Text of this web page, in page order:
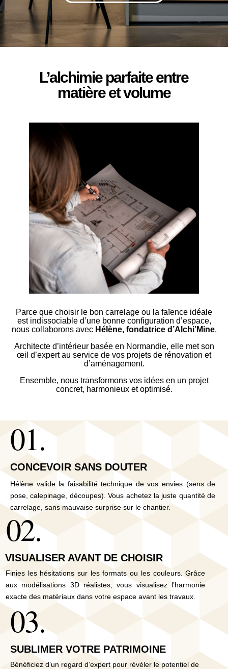
L’alchimie parfaite entre
matière et volume
Parce que choisir le bon carrelage ou la faïence idéale
est indissociable d’une bonne configuration d’espace,
nous collaborons avec Hélène, fondatrice d’Alchi’Mine.
Architecte d’intérieur basée en Normandie, elle met son
œil d’expert au service de vos projets de rénovation et
d’aménagement.
Ensemble, nous transformons vos idées en un projet
concret, harmonieux et optimisé.
01.
CONCEVOIR SANS DOUTER
Hélène valide la faisabilité technique de vos envies (sens de
pose, calepinage, découpes). Vous achetez la juste quantité de
carrelage, sans mauvaise surprise sur le chantier.
02.
VISUALISER AVANT DE CHOISIR
Finies les hésitations sur les formats ou les couleurs. Grâce
aux modélisations 3D réalistes, vous visualisez l’harmonie
exacte des matériaux dans votre espace avant les travaux.
03.
SUBLIMER VOTRE PATRIMOINE
Bénéficiez d’un regard d’expert pour révéler le potentiel de